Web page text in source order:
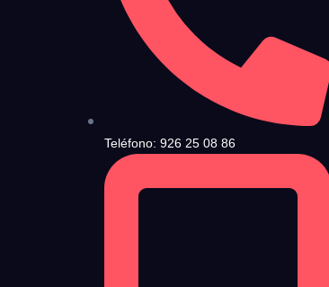
Teléfono: 926 25 08 86
Política de Privacidad , y a continuación confirma que estás